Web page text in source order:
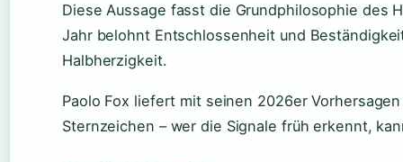
Diese Aussage fasst die Grundphilosophie des
Jahr belohnt Entschlossenheit und
Halbherzigkeit.
Paolo Fox liefert mit seinen 2026er
Sternzeichen – wer die Signale früh erkennt,